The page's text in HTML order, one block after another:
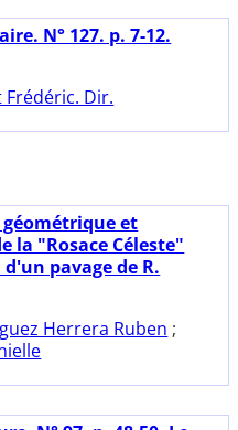
N° 127. p. 7-12.
Frédéric. Dir.
géométrique et
la "Rosace Céleste"
pavage de R.
Herrera Ruben ;